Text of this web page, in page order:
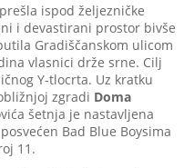
ispod željezničke
i devastirani prostor bivše
Gradiščanskom ulicom
vlasnici drže srne. Cilj
Y-tlocrta. Uz kratku
zgradi Doma
šetnja je nastavljena
Bad Blue Boysima
11.